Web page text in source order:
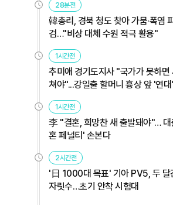
28분전
韓총리, 경북 청도 찾아 가뭄·폭염
검…"비상 대체 수원 적극 활용"
1시간전
추미애 경기도지사 "국가가 못하면
쳐야"...강일출 할머니 흉상 앞 '연
1시간전
李 "결혼, 희망찬 새 출발돼야"… 대
혼 페널티' 손본다
2시간전
'日 1000대 목표' 기아 PV5, 두 달
자릿수…초기 안착 시험대